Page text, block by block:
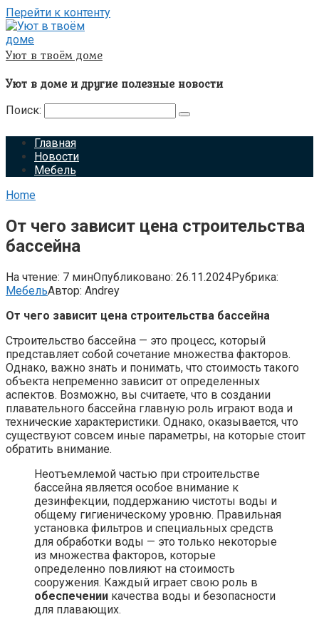
Перейти к контенту
Уют в твоём доме
Уют в доме и другие полезные новости
Поиск:
Главная
Новости
Мебель
Home
От чего зависит цена строительства
бассейна
На чтение: 7 минОпубликовано: 26.11.2024Рубрика:
МебельАвтор: Andrey
От чего зависит цена строительства бассейна
Строительство бассейна — это процесс, который
представляет собой сочетание множества факторов.
Однако, важно знать и понимать, что стоимость такого
объекта непременно зависит от определенных
аспектов. Возможно, вы считаете, что в создании
плавательного бассейна главную роль играют вода и
технические характеристики. Однако, оказывается, что
существуют совсем иные параметры, на которые стоит
обратить внимание.
Неотъемлемой частью при строительстве
бассейна является особое внимание к
дезинфекции, поддержанию чистоты воды и
общему гигиеническому уровню. Правильная
установка фильтров и специальных средств
для обработки воды — это только некоторые
из множества факторов, которые
определенно повлияют на стоимость
сооружения. Каждый играет свою роль в
обеспечении качества воды и безопасности
для плавающих.